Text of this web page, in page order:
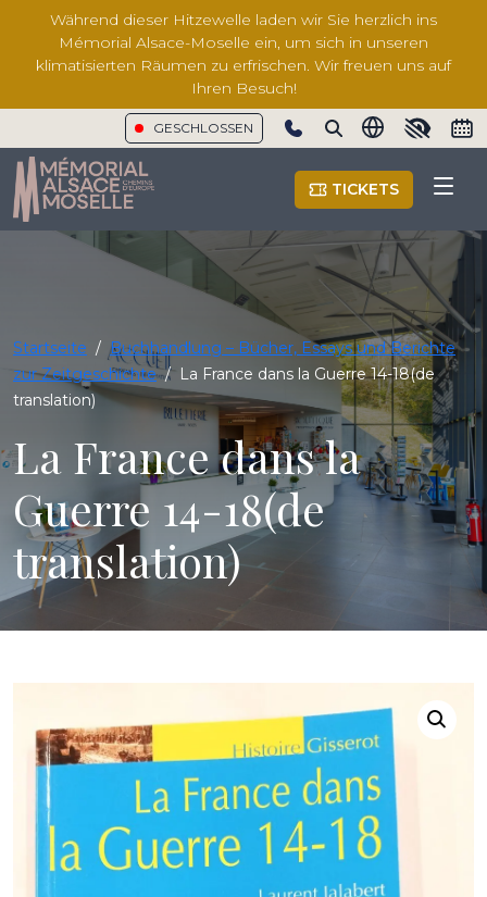
Während dieser Hitzewelle laden wir Sie herzlich ins
Mémorial Alsace-Moselle ein, um sich in unseren
klimatisierten Räumen zu erfrischen. Wir freuen uns auf
Ihren Besuch!
GESCHLOSSEN
Show phone number
TICKETS
Startseite / Buchhandlung – Bücher, Essays und Berichte
zur Zeitgeschichte / La France dans la Guerre 14-18(de
translation)
La France dans la
Guerre 14-18(de
translation)